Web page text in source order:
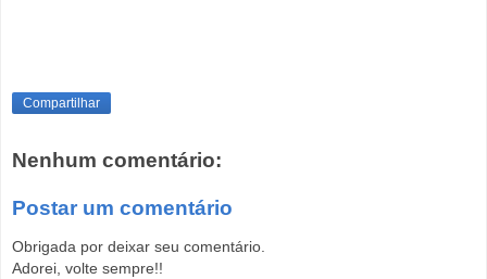
Compartilhar
Nenhum comentário:
Postar um comentário
Obrigada por deixar seu comentário.
Adorei, volte sempre!!